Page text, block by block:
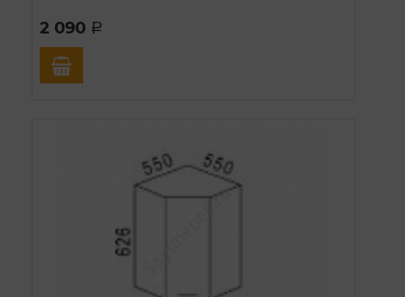
2 090 a